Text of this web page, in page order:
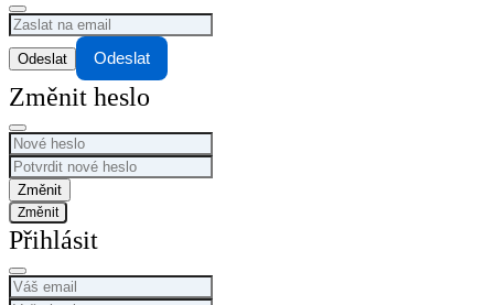
Odeslat
Změnit heslo
Změnit
Přihlásit